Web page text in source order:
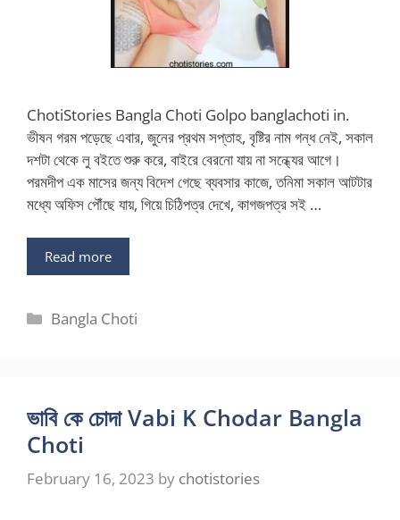
ChotiStories Bangla Choti Golpo banglachoti in.
ভীষন গরম পড়েছে এবার, জুনের প্রথম সপ্তাহ, বৃষ্টির নাম গন্ধ নেই, সকাল
দশটা থেকে লু বইতে শুরু করে, বাইরে বেরনো যায় না সন্ধ্যের আগে।
পরমদীপ এক মাসের জন্য বিদেশ গেছে ব্যবসার কাজে, তনিমা সকাল আটটার
মধ্যে অফিস পৌঁছে যায়, গিয়ে চিঠিপত্র দেখে, কাগজপত্র সই …
Read more
Categories
Bangla Choti
ভাবি কে চোদা Vabi K Chodar Bangla
Choti
February 16, 2023 by chotistories